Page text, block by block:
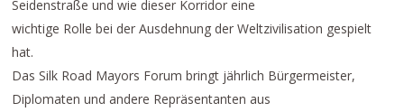
Seidenstraße und wie dieser Korridor eine
wichtige Rolle bei der Ausdehnung der Weltzivilisation gespielt
hat.
Das Silk Road Mayors Forum bringt jährlich Bürgermeister,
Diplomaten und andere Repräsentanten aus